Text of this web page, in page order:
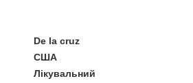
De la cruz
США
Лікувальний